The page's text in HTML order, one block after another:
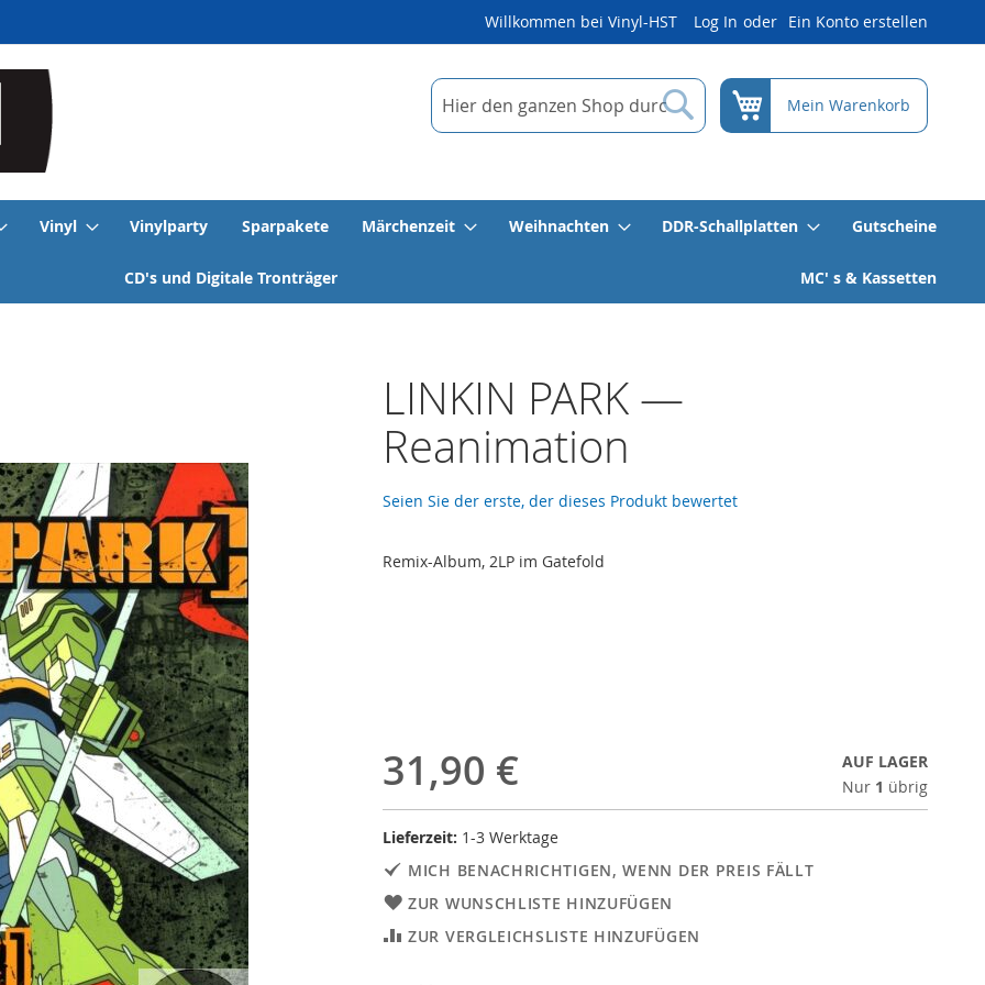
Willkommen bei Vinyl-HST Log In Ein Konto erstellen
Suche
Suche
Mein Warenkorb
Vinyl Vinylparty Sparpakete Märchenzeit Weihnachten DDR-Schallplatten Gutscheine
CD's und Digitale Tronträger MC' s & Kassetten
LINKIN PARK —
Reanimation
Seien Sie der erste, der dieses Produkt bewertet
Remix-Album, 2LP im Gatefold
31,90 €
AUF LAGER
Nur 1 übrig
Lieferzeit: 1-3 Werktage
MICH BENACHRICHTIGEN, WENN DER PREIS FÄLLT
ZUR WUNSCHLISTE HINZUFÜGEN
ZUR VERGLEICHSLISTE HINZUFÜGEN